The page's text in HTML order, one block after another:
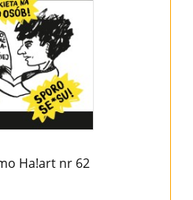
Ha!art nr 62